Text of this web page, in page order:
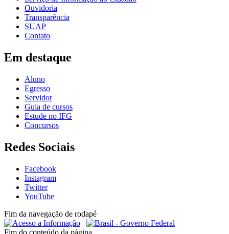
Ouvidoria
Transparência
SUAP
Contato
Em destaque
Aluno
Egresso
Servidor
Guia de cursos
Estude no IFG
Concursos
Redes Sociais
Facebook
Instagram
Twitter
YouTube
Fim da navegação de rodapé
Fim do conteúdo da página